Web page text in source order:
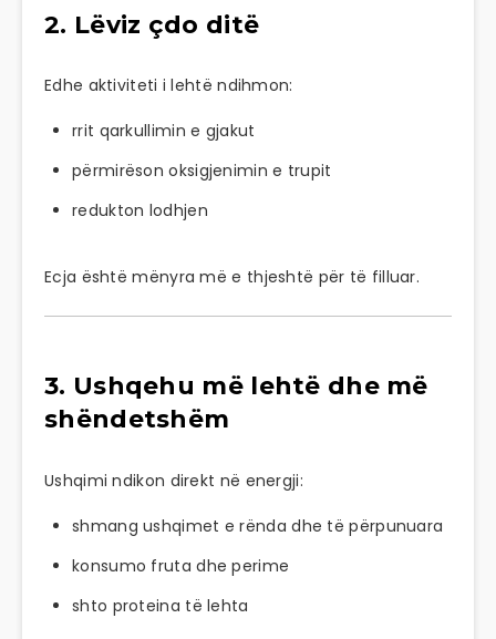
2. Lëviz çdo ditë
Edhe aktiviteti i lehtë ndihmon:
rrit qarkullimin e gjakut
përmirëson oksigjenimin e trupit
redukton lodhjen
Ecja është mënyra më e thjeshtë për të filluar.
3. Ushqehu më lehtë dhe më
shëndetshëm
Ushqimi ndikon direkt në energji:
shmang ushqimet e rënda dhe të përpunuara
konsumo fruta dhe perime
shto proteina të lehta